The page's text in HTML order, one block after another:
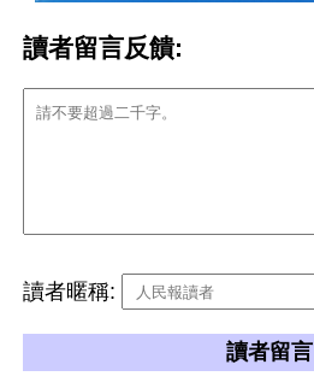
讀者留言反饋:
讀者暱稱:
讀者留言